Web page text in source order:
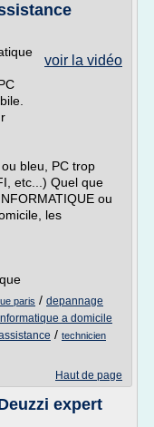
voir la vidéo
bleu, PC trop
etc...) Quel que
ou
les
paris / depannage
a domicile
/ technicien
Haut de page
expert